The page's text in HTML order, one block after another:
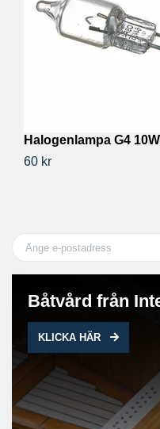
Båtvård från
KLICKA HÄR
Halogenlampa G4
60 kr